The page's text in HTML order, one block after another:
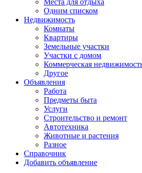
Одним списком
Недвижимость
Комнаты
Квартиры
Земельные участки
Участки с домом
Коммерческая
Другое
Объявления
Работа
Предметы быта
Услуги
Строительство и ремонт
Автотехника
Животные и растения
Разное
Справочник
Добавить объявление